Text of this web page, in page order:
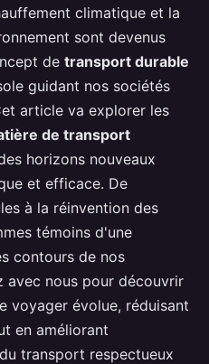
Matière de
: Vers un
lecture
climatique et la
sont devenus
de transport durable
guidant nos sociétés
article va explorer les
de transport
horizons nouveaux
et efficace. De
à la réinvention des
témoins d'une
contours de nos
avec nous pour découvrir
voyager évolue, réduisant
en améliorant
transport respectueux